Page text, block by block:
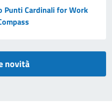
Punti Cardinali for Work
novità